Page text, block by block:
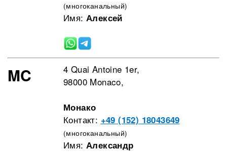
(многоканальный)
Имя: Алексей
MC
4 Quai Antoine 1er,
98000 Monaco,
Монако
Контакт: +49 (152) 18043649
(многоканальный)
Имя: Александр